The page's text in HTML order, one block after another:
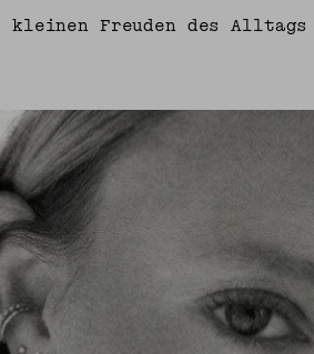
Freuden des